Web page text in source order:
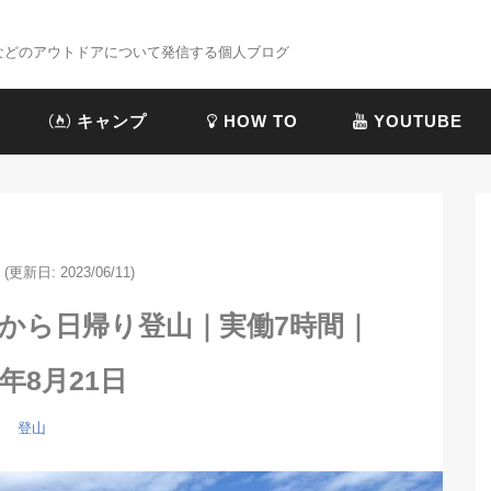
のアウトドアについて発信する個人ブログ
キャンプ HOW TO YOUTUBE
(更新日: 2023/06/11)
ら日帰り登山｜実働7時間｜
8月21日
登山